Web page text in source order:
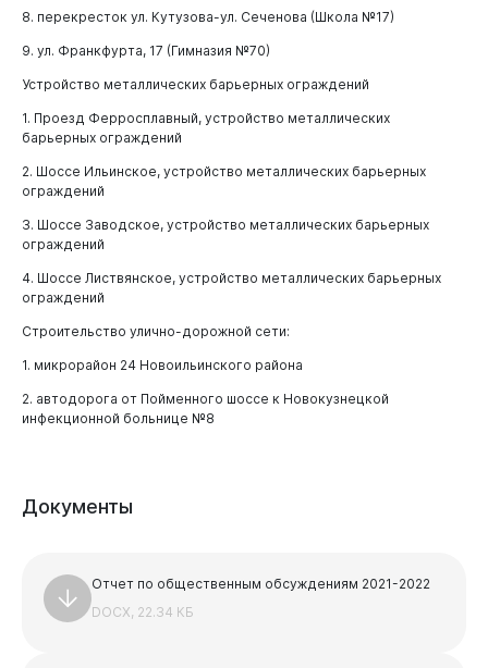
8. перекресток ул. Кутузова-ул. Сеченова (Школа №17)
9. ул. Франкфурта, 17 (Гимназия №70)
Устройство металлических барьерных ограждений
1. Проезд Ферросплавный, устройство металлических
барьерных ограждений
2. Шоссе Ильинское, устройство металлических барьерных
ограждений
3. Шоссе Заводское, устройство металлических барьерных
ограждений
4. Шоссе Листвянское, устройство металлических барьерных
ограждений
Строительство улично-дорожной сети:
1. микрорайон 24 Новоильинского района
2. автодорога от Пойменного шоссе к Новокузнецкой
инфекционной больнице №8
Документы
Отчет по общественным обсуждениям 2021-2022
DOCX, 22.34 КБ